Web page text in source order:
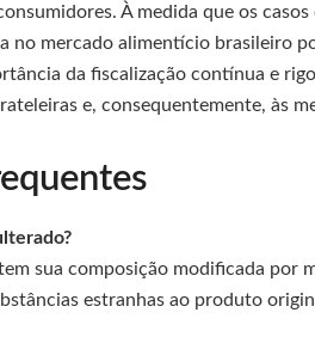
À medida que os
no mercado alimentício brasileiro
da fiscalização contínua e
e, consequentemente, às
sua composição modificada por
estranhas ao produto